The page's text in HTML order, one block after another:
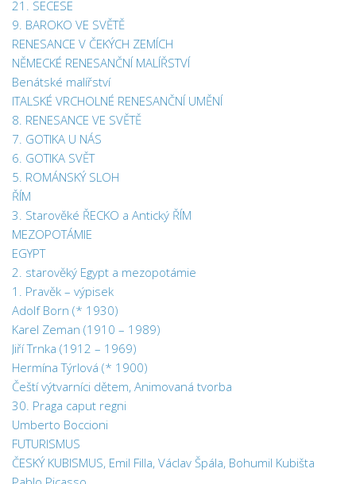
21. SECESE
9. BAROKO VE SVĚTĚ
RENESANCE V ČEKÝCH ZEMÍCH
NĚMECKÉ RENESANČNÍ MALÍŘSTVÍ
Benátské malířství
ITALSKÉ VRCHOLNÉ RENESANČNÍ UMĚNÍ
8. RENESANCE VE SVĚTĚ
7. GOTIKA U NÁS
6. GOTIKA SVĚT
5. ROMÁNSKÝ SLOH
ŘÍM
3. Starověké ŘECKO a Antický ŘÍM
MEZOPOTÁMIE
EGYPT
2. starověký Egypt a mezopotámie
1. Pravěk – výpisek
Adolf Born (* 1930)
Karel Zeman (1910 – 1989)
Jiří Trnka (1912 – 1969)
Hermína Týrlová (* 1900)
Čeští výtvarníci dětem, Animovaná tvorba
30. Praga caput regni
Umberto Boccioni
FUTURISMUS
ČESKÝ KUBISMUS, Emil Filla, Václav Špála, Bohumil Kubišta